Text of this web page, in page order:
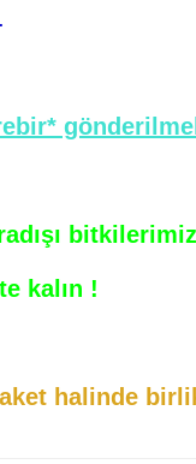
kalın !
halinde